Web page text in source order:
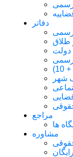
دفاتر
رسمی
طلاق
دولت
رسمی
شهر
مراجع
ها
مشاوره